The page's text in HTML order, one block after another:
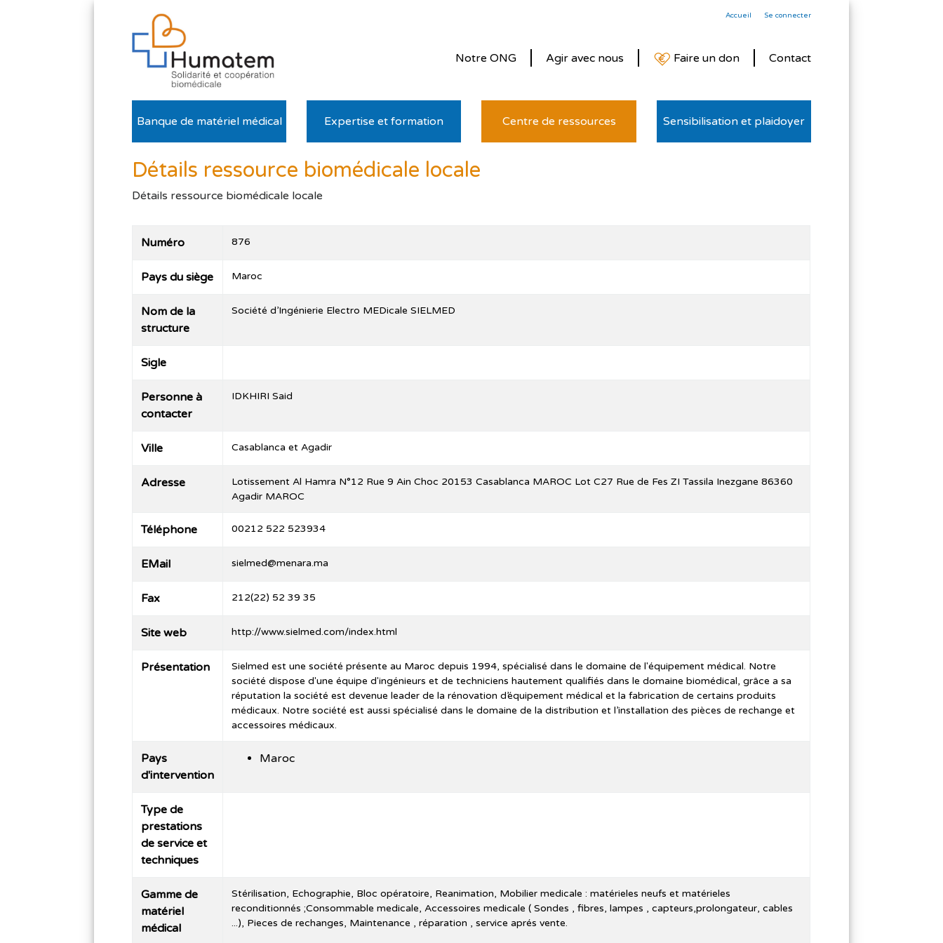
Accueil Se connecter
Contact
Faire un don
Agir avec nous
Notre ONG
Banque de matériel médical Expertise et formation Centre de ressources Sensibilisation et plaidoyer
Détails ressource biomédicale locale
Détails ressource biomédicale locale
Numéro 876
Pays du siège Maroc
Nom de la
structure
Société d’Ingénierie Electro MEDicale SIELMED
Sigle
Personne à
contacter
IDKHIRI Said
Ville Casablanca et Agadir
Adresse
Lotissement Al Hamra N°12 Rue 9 Ain Choc 20153 Casablanca MAROC Lot C27 Rue de Fes ZI Tassila Inezgane 86360
Agadir MAROC
Téléphone 00212 522 523934
EMail sielmed@menara.ma
Fax 212(22) 52 39 35
Site web http://www.sielmed.com/index.html
Présentation
Sielmed est une société présente au Maroc depuis 1994, spécialisé dans le domaine de l'équipement médical. Notre
société dispose d'une équipe d'ingénieurs et de techniciens hautement qualifiés dans le domaine biomédical, grâce a sa
réputation la société est devenue leader de la rénovation d’équipement médical et la fabrication de certains produits
médicaux. Notre société est aussi spécialisé dans le domaine de la distribution et l’installation des pièces de rechange et
accessoires médicaux.
Pays
d'intervention
Maroc
Type de
prestations
de service et
techniques
Gamme de
matériel
médical
Stérilisation, Echographie, Bloc opératoire, Reanimation, Mobilier medicale : matérieles neufs et matérieles
reconditionnés ;Consommable medicale, Accessoires medicale ( Sondes , fibres, lampes , capteurs,prolongateur, cables
...), Pieces de rechanges, Maintenance , réparation , service aprés vente.